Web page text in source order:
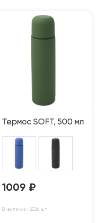
Термос SOFT, 500 мл
1009 ₽
В наличии: 2326 шт